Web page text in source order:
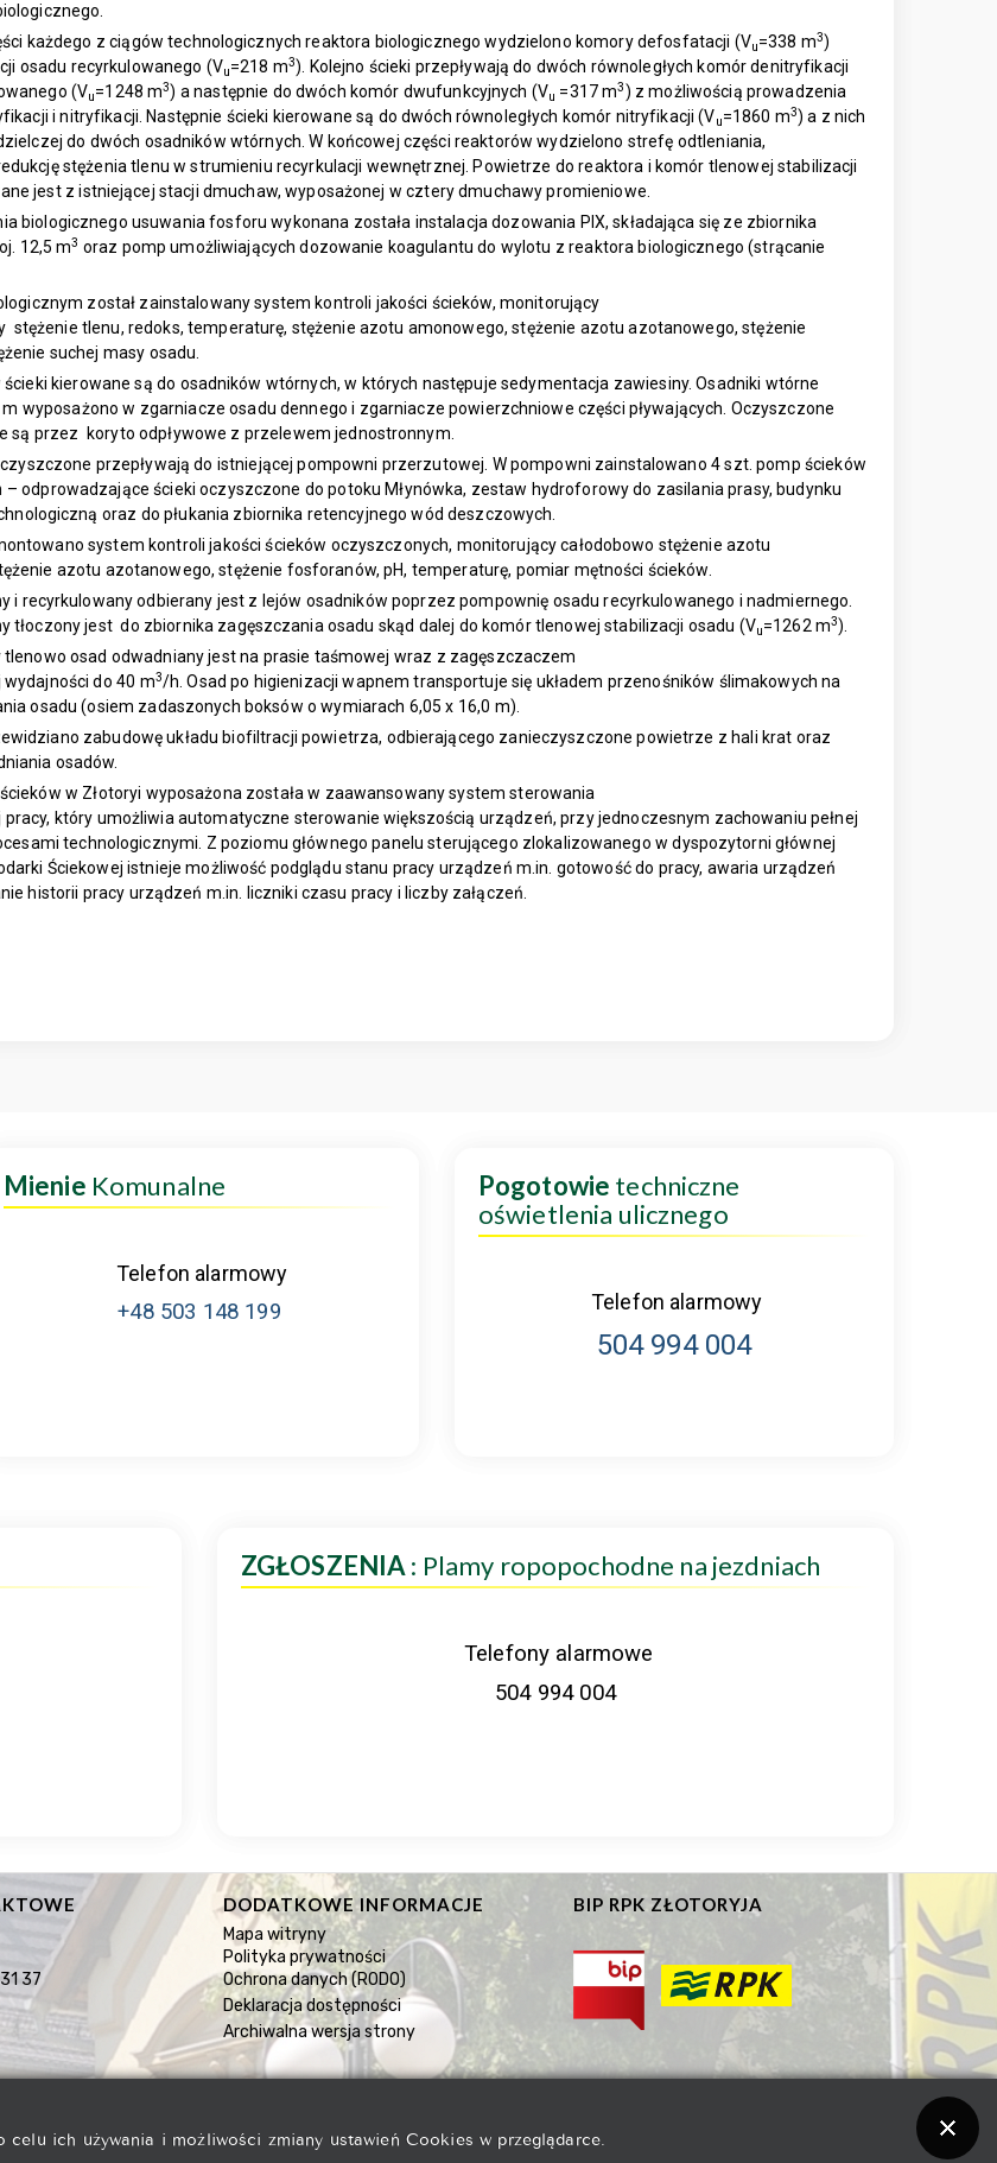
każdego z ciągów technologicznych reaktora biologicznego wydzielono komory defosfatacji (Vu=338 m3)
osadu recyrkulowanego (Vu=218 m3). Kolejno ścieki przepływają do dwóch równoległych komór denitryfikacji
(Vu=1248 m3) a następnie do dwóch komór dwufunkcyjnych (Vu =317 m3) z możliwością prowadzenia
i nitryfikacji. Następnie ścieki kierowane są do dwóch równoległych komór nitryfikacji (Vu=1860 m3) a z nich
do dwóch osadników wtórnych. W końcowej części reaktorów wydzielono strefę odtleniania,
stężenia tlenu w strumieniu recyrkulacji wewnętrznej. Powietrze do reaktora i komór tlenowej stabilizacji
jest z istniejącej stacji dmuchaw, wyposażonej w cztery dmuchawy promieniowe.
biologicznego usuwania fosforu wykonana została instalacja dozowania PIX, składająca się ze zbiornika
12,5 m3 oraz pomp umożliwiających dozowanie koagulantu do wylotu z reaktora biologicznego (strącanie
został zainstalowany system kontroli jakości ścieków, monitorujący
stężenie tlenu, redoks, temperaturę, stężenie azotu amonowego, stężenie azotu azotanowego, stężenie
suchej masy osadu.
kierowane są do osadników wtórnych, w których następuje sedymentacja zawiesiny. Osadniki wtórne
wyposażono w zgarniacze osadu dennego i zgarniacze powierzchniowe części pływających. Oczyszczone
są przez koryto odpływowe z przelewem jednostronnym.
przepływają do istniejącej pompowni przerzutowej. W pompowni zainstalowano 4 szt. pomp ścieków
odprowadzające ścieki oczyszczone do potoku Młynówka, zestaw hydroforowy do zasilania prasy, budynku
oraz do płukania zbiornika retencyjnego wód deszczowych.
system kontroli jakości ścieków oczyszczonych, monitorujący całodobowo stężenie azotu
azotu azotanowego, stężenie fosforanów, pH, temperaturę, pomiar mętności ścieków.
i recyrkulowany odbierany jest z lejów osadników poprzez pompownię osadu recyrkulowanego i nadmiernego.
tłoczony jest do zbiornika zagęszczania osadu skąd dalej do komór tlenowej stabilizacji osadu (Vu=1262 m3).
osad odwadniany jest na prasie taśmowej wraz z zagęszczaczem
do 40 m3/h. Osad po higienizacji wapnem transportuje się układem przenośników ślimakowych na
osadu (osiem zadaszonych boksów o wymiarach 6,05 x 16,0 m).
zabudowę układu biofiltracji powietrza, odbierającego zanieczyszczone powietrze z hali krat oraz
osadów.
w Złotoryi wyposażona została w zaawansowany system sterowania
pracy, który umożliwia automatyczne sterowanie większością urządzeń, przy jednoczesnym zachowaniu pełnej
technologicznymi. Z poziomu głównego panelu sterującego zlokalizowanego w dyspozytorni głównej
Ściekowej istnieje możliwość podglądu stanu pracy urządzeń m.in. gotowość do pracy, awaria urządzeń
historii pracy urządzeń m.in. liczniki czasu pracy i liczby załączeń.
Mienie Komunalne
Telefon alarmowy
+48 503 148 199
Pogotowie techniczne
oświetlenia ulicznego
Telefon alarmowy
504 994 004
ZGŁOSZENIA : Plamy ropopochodne na jezdniach
Telefony alarmowe
504 994 004
37
DODATKOWE INFORMACJE
Mapa witryny
Polityka prywatności
Ochrona danych (RODO)
Deklaracja dostępności
Archiwalna wersja strony
BIP RPK ZŁOTORYJA
odpowiedzialnością w Złotoryi.
ich używania i możliwości zmiany ustawień Cookies w przeglądarce.